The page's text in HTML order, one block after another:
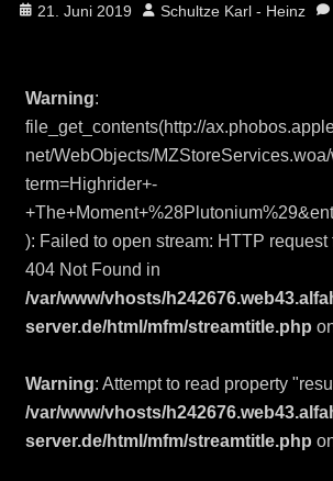
Posted
21. Juni 2019 Author
Schultze Karl - Heinz
Warning:
file_get_contents(http://
net/WebObjects/
term=Highrider+-
): Failed to open stream: HTTP
404 Not Found in
/var/www/vhosts/
server.de/html/mfm/streamtitle.php
Warning: Attempt to read property
/var/www/vhosts/
server.de/html/mfm/streamtitle.php